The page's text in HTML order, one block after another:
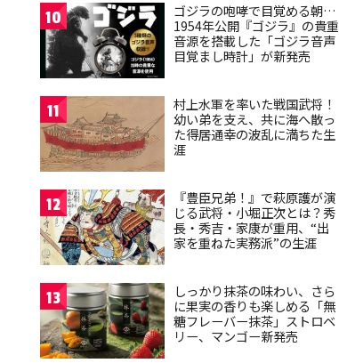
10
ゴジラの咆哮で目覚める朝…
1954年公開『ゴジラ』の貴重
音源を搭載した「ゴジラ音声
目覚まし時計」が新発売
11
村上水軍を率いた戦国武将！
幼い弟を支え、共に海へ散っ
た得居通幸の波乱に満ちた生
涯
12
『豊臣兄弟！』で萩原護が演
じる武将・小堀正次とは？秀
長・秀吉・家康が重用、“出
家を重ねた実務派”の生涯
13
しっかり抹茶の味わい、さら
に果実の香りも楽しめる「無
糖フレーバー抹茶」ストロベ
リー、マンゴー新発売